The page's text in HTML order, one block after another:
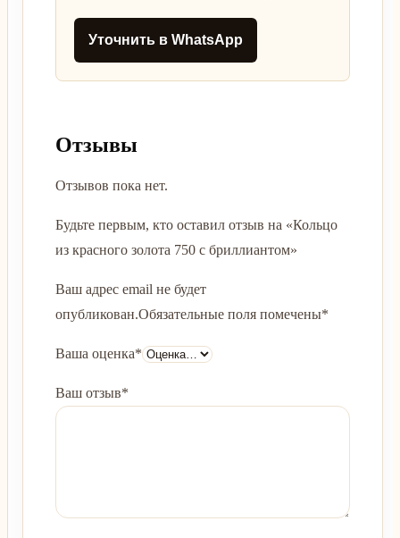
Уточнить в WhatsApp
Отзывы
Отзывов пока нет.
Будьте первым, кто оставил отзыв на «Кольцо
из красного золота 750 с бриллиантом»
Ваш адрес email не будет
опубликован.Обязательные поля помечены*
Ваша оценка*
Ваш отзыв*